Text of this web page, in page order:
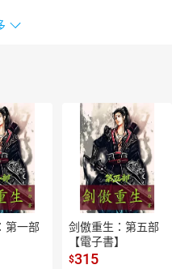
第一部
剑傲重生：第五部
【電子書】
$315